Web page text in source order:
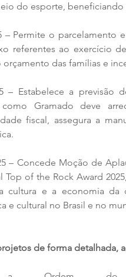
do esporte, beneficiando
– Permite o
referentes ao exercício
orçamento das famílias e
– Estabelece a
Gramado deve
fiscal, assegura a
– Concede Moção de
Top of the Rock Award
cultura e a economia da
e cultural no Brasil e no
de forma detalhada,